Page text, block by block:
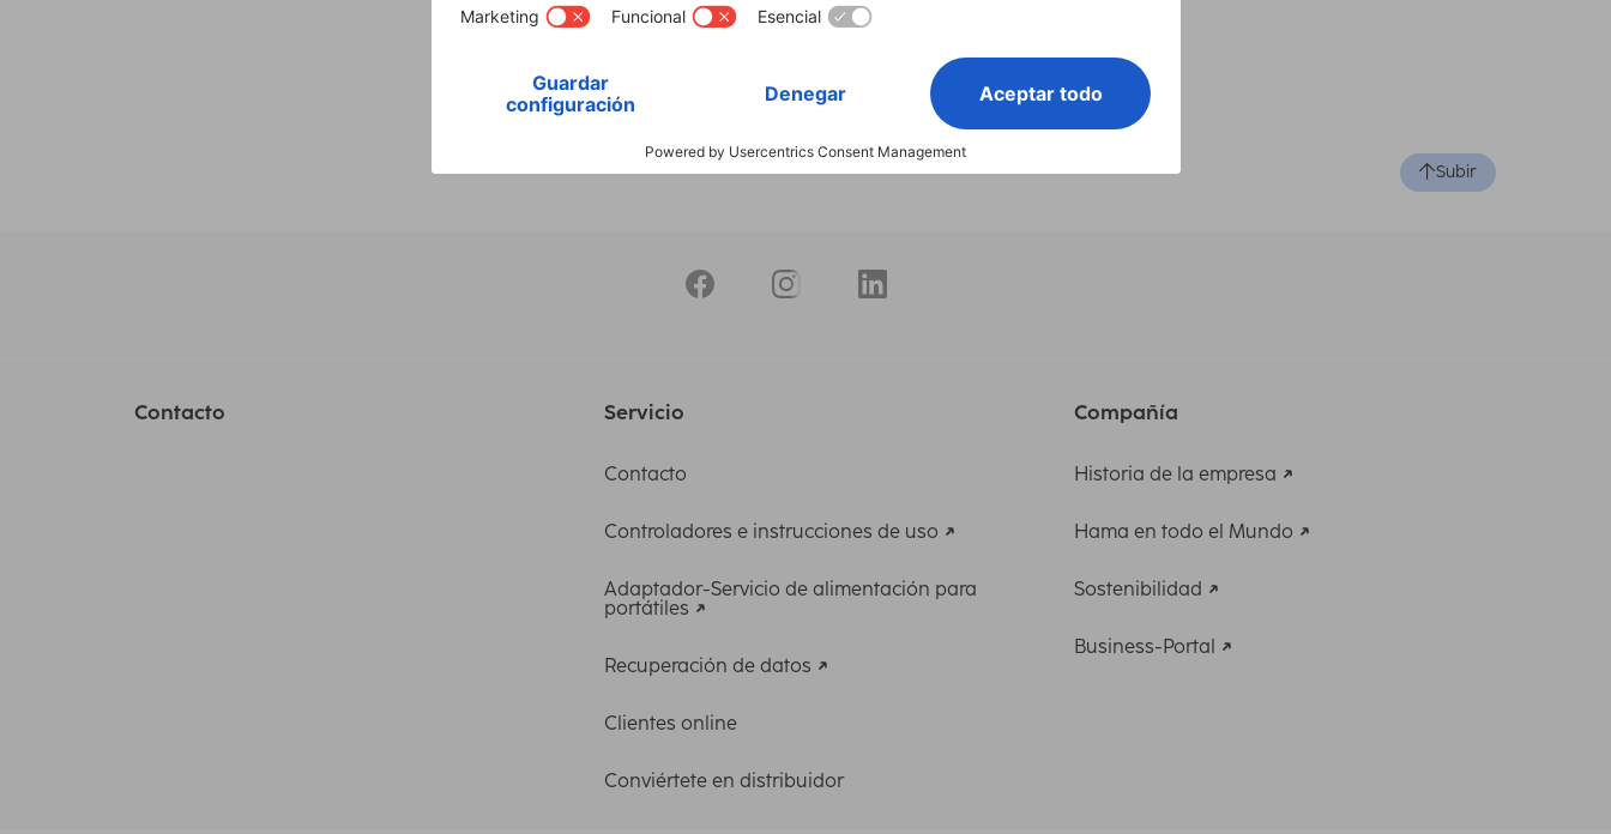
9,99 EUR
Subir
Contacto Servicio
Contacto
Controladores e instrucciones de uso
Adaptador-Servicio de alimentación para
portátiles
Recuperación de datos
Clientes online
Conviértete en distribuidor
Compañía
Historia de la empresa
Hama en todo el Mundo
Sostenibilidad
Business-Portal